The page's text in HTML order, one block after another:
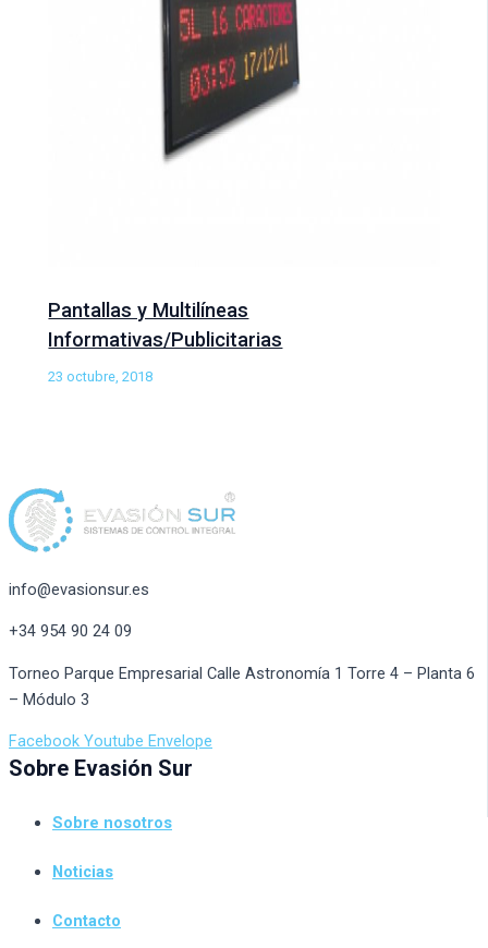
Pantallas y Multilíneas
Informativas/Publicitarias
23 octubre, 2018
info@evasionsur.es
+34 954 90 24 09
Torneo Parque Empresarial Calle Astronomía 1 Torre 4 – Planta 6
– Módulo 3
Facebook Youtube Envelope
Sobre Evasión Sur
Sobre nosotros
Noticias
Contacto